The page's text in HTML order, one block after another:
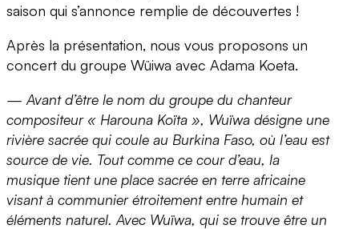
2
saison qui s’annonce remplie de découvertes !
Après la présentation, nous vous proposons un
concert du groupe Wüiwa avec Adama Koeta.
— Avant d’être le nom du groupe du chanteur
compositeur « Harouna Koïta », Wuïwa désigne une
rivière sacrée qui coule au Burkina Faso, où l’eau est
source de vie. Tout comme ce cour d’eau, la
musique tient une place sacrée en terre africaine
visant à communier étroitement entre humain et
éléments naturel. Avec Wuïwa, qui se trouve être un